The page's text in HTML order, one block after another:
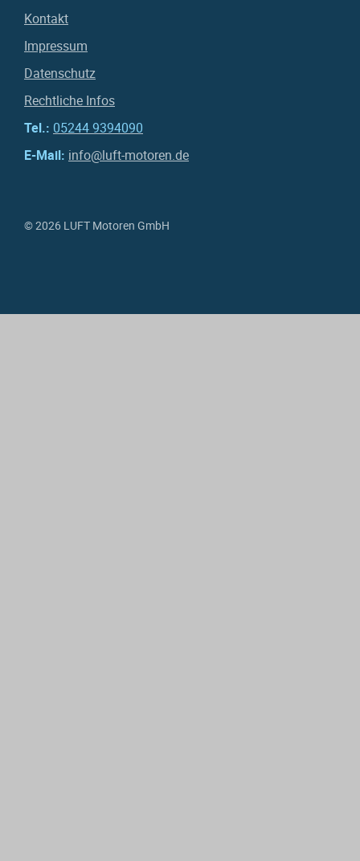
Kontakt
Impressum
Datenschutz
Rechtliche Infos
Tel.: 05244 9394090
E-Mail: info@luft-motoren.de
© 2026 LUFT Motoren GmbH